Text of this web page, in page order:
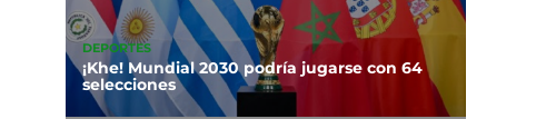
DEPORTES
¡Khe! Mundial 2030 podría jugarse con 64
selecciones